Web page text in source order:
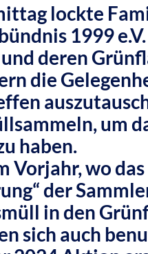
lockte
1999
deren
die
um
haben.
Vorjahr, wo
der
in den
sich auch